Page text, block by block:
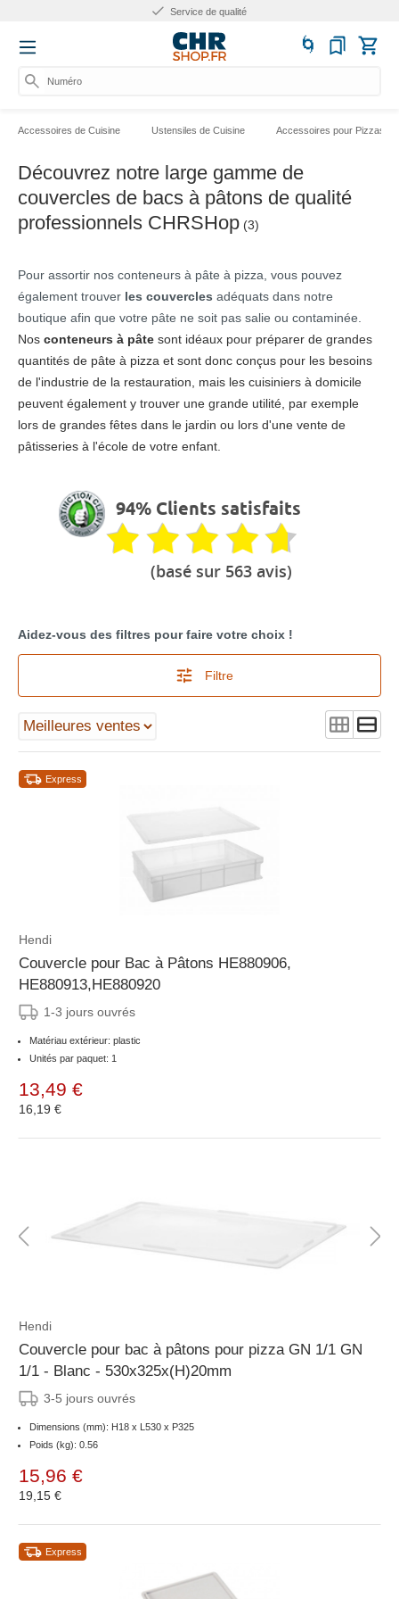
Service de qualité
Numéro d'
Accessoires de Cuisine Ustensiles de Cuisine Accessoires pour Pizzas
Découvrez notre large gamme de
couvercles de bacs à pâtons de qualité
professionnels CHRSHop (3)
Pour assortir nos conteneurs à pâte à pizza, vous pouvez
également trouver les couvercles adéquats dans notre
boutique afin que votre pâte ne soit pas salie ou contaminée.
Nos conteneurs à pâte sont idéaux pour préparer de grandes
quantités de pâte à pizza et sont donc conçus pour les besoins
de l'industrie de la restauration, mais les cuisiniers à domicile
peuvent également y trouver une grande utilité, par exemple
lors de grandes fêtes dans le jardin ou lors d'une vente de
pâtisseries à l'école de votre enfant.
94% Clients satisfaits
(basé sur 563 avis)
Aidez-vous des filtres pour faire votre choix !
Filtre
Express
Hendi
Couvercle pour Bac à Pâtons HE880906,
HE880913,HE880920
1-3 jours ouvrés
Matériau extérieur: plastic
Unités par paquet: 1
13,49 €
16,19 €
Hendi
Couvercle pour bac à pâtons pour pizza GN 1/1 GN
1/1 - Blanc - 530x325x(H)20mm
3-5 jours ouvrés
Dimensions (mm): H18 x L530 x P325
Poids (kg): 0.56
15,96 €
19,15 €
Express